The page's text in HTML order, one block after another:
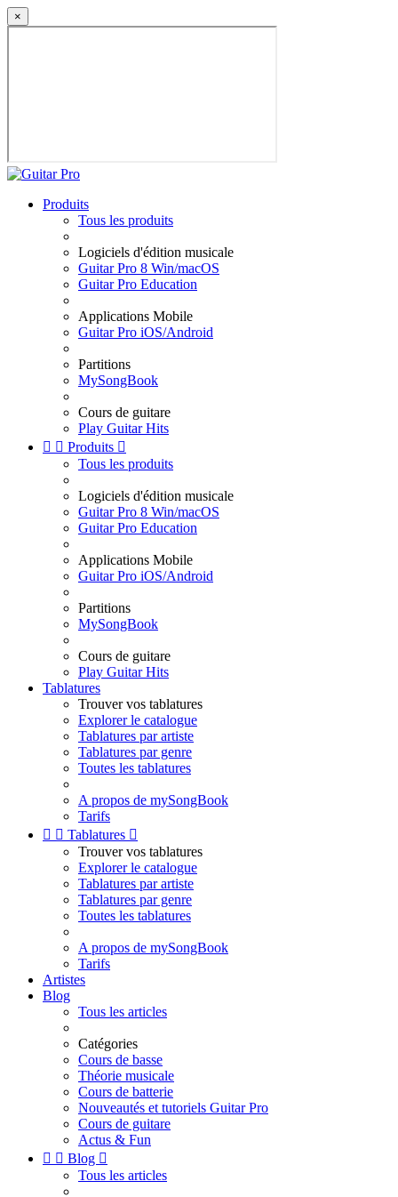
×
Produits
Tous les produits
Logiciels d'édition musicale
Guitar Pro 8 Win/macOS
Guitar Pro Education
Applications Mobile
Guitar Pro iOS/Android
Partitions
MySongBook
Cours de guitare
Play Guitar Hits
  Produits 
Tous les produits
Logiciels d'édition musicale
Guitar Pro 8 Win/macOS
Guitar Pro Education
Applications Mobile
Guitar Pro iOS/Android
Partitions
MySongBook
Cours de guitare
Play Guitar Hits
Tablatures
Trouver vos tablatures
Explorer le catalogue
Tablatures par artiste
Tablatures par genre
Toutes les tablatures
A propos de mySongBook
Tarifs
  Tablatures 
Trouver vos tablatures
Explorer le catalogue
Tablatures par artiste
Tablatures par genre
Toutes les tablatures
A propos de mySongBook
Tarifs
Artistes
Blog
Tous les articles
Catégories
Cours de basse
Théorie musicale
Cours de batterie
Nouveautés et tutoriels Guitar Pro
Cours de guitare
Actus & Fun
  Blog 
Tous les articles